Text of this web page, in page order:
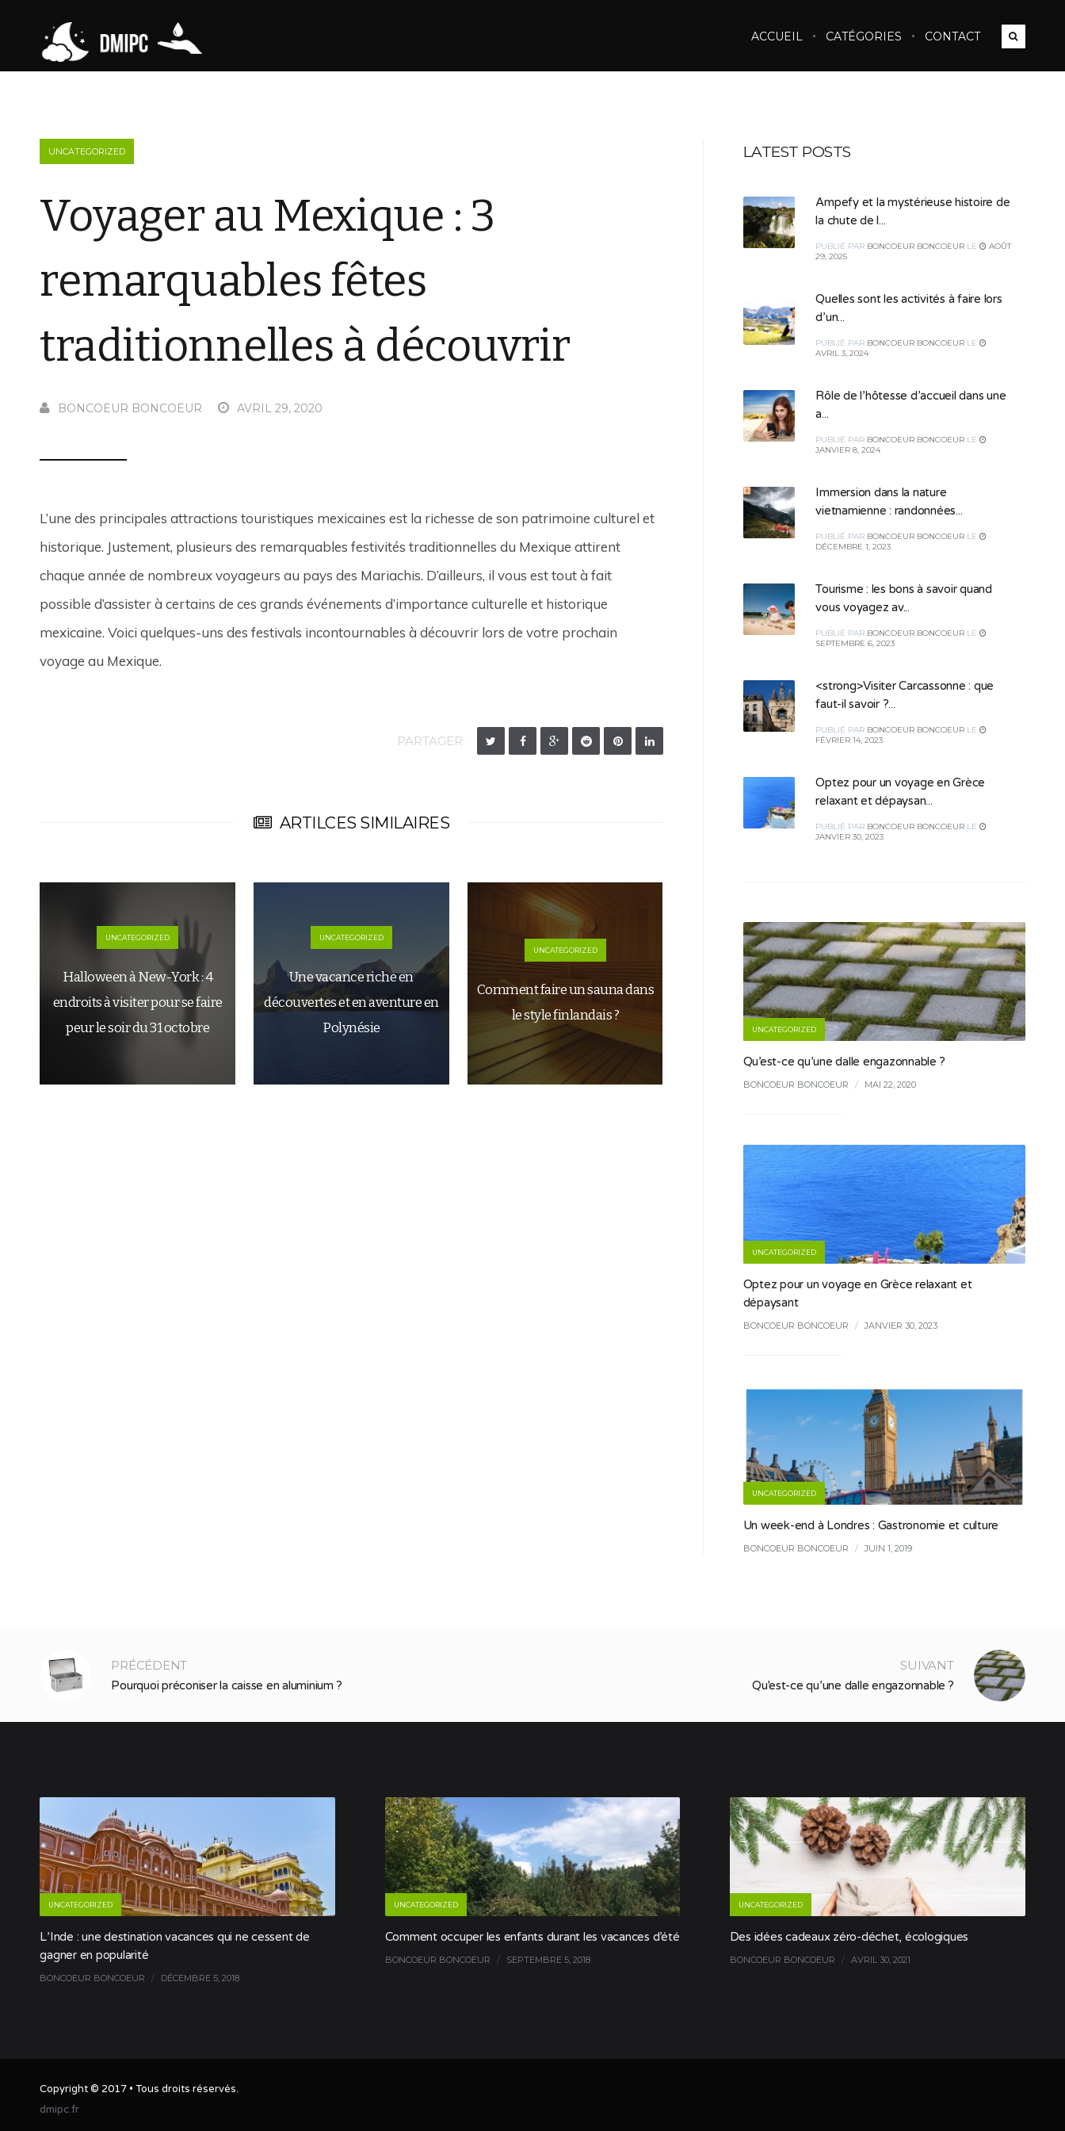
ACCUEIL CATÉGORIES CONTACT
UNCATEGORIZED
Voyager au Mexique : 3
remarquables fêtes
traditionnelles à découvrir
BONCOEUR BONCOEUR AVRIL 29, 2020
L’une des principales attractions touristiques mexicaines est la richesse de son patrimoine culturel et
historique. Justement, plusieurs des remarquables festivités traditionnelles du Mexique attirent
chaque année de nombreux voyageurs au pays des Mariachis. D’ailleurs, il vous est tout à fait
possible d’assister à certains de ces grands événements d’importance culturelle et historique
mexicaine. Voici quelques-uns des festivals incontournables à découvrir lors de votre prochain
voyage au Mexique.
PARTAGER:
ARTILCES SIMILAIRES
UNCATEGORIZED
Halloween à New-York : 4
endroits à visiter pour se faire
peur le soir du 31 octobre
UNCATEGORIZED
Une vacance riche en
découvertes et en aventure en
Polynésie
UNCATEGORIZED
Comment faire un sauna dans
le style finlandais ?
LATEST POSTS
Ampefy et la mystérieuse histoire de
la chute de l...
PUBLIÉ PAR BONCOEUR BONCOEUR LE
AOÛT
29, 2025
Quelles sont les activités à faire lors
d’un...
PUBLIÉ PAR BONCOEUR BONCOEUR LE
AVRIL 3, 2024
Rôle de l’hôtesse d’accueil dans une
a...
PUBLIÉ PAR BONCOEUR BONCOEUR LE
JANVIER 8, 2024
Immersion dans la nature
vietnamienne : randonnées...
PUBLIÉ PAR BONCOEUR BONCOEUR LE
DÉCEMBRE 1, 2023
Tourisme : les bons à savoir quand
vous voyagez av...
PUBLIÉ PAR BONCOEUR BONCOEUR LE
SEPTEMBRE 6, 2023
<strong>Visiter Carcassonne : que
faut-il savoir ?...
PUBLIÉ PAR BONCOEUR BONCOEUR LE
FÉVRIER 14, 2023
Optez pour un voyage en Grèce
relaxant et dépaysan...
PUBLIÉ PAR BONCOEUR BONCOEUR LE
JANVIER 30, 2023
UNCATEGORIZED
Qu’est-ce qu’une dalle engazonnable ?
BONCOEUR BONCOEUR / MAI 22, 2020
UNCATEGORIZED
Optez pour un voyage en Grèce relaxant et
dépaysant
BONCOEUR BONCOEUR / JANVIER 30, 2023
UNCATEGORIZED
Un week-end à Londres : Gastronomie et culture
BONCOEUR BONCOEUR / JUIN 1, 2019
PRÉCÉDENT
Pourquoi préconiser la caisse en aluminium ?
SUIVANT
Qu’est-ce qu’une dalle engazonnable ?
UNCATEGORIZED
L’Inde : une destination vacances qui ne cessent de
gagner en popularité
BONCOEUR BONCOEUR / DÉCEMBRE 5, 2018
UNCATEGORIZED
Comment occuper les enfants durant les vacances d’été
BONCOEUR BONCOEUR / SEPTEMBRE 5, 2018
UNCATEGORIZED
Des idées cadeaux zéro-déchet, écologiques
BONCOEUR BONCOEUR / AVRIL 30, 2021
Copyright © 2017 • Tous droits réservés.
dmipc.fr